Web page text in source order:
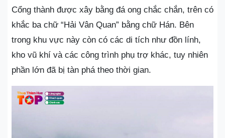
Cổng thành được xây bằng đá ong chắc chắn, trên có
khắc ba chữ “Hải Vân Quan” bằng chữ Hán. Bên
trong khu vực này còn có các di tích như đồn lính,
kho vũ khí và các công trình phụ trợ khác, tuy nhiên
phần lớn đã bị tàn phá theo thời gian.